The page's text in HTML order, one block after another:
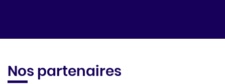
Nos partenaires